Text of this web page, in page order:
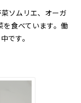
ソムリエ、オーガ
食べています。働
です。